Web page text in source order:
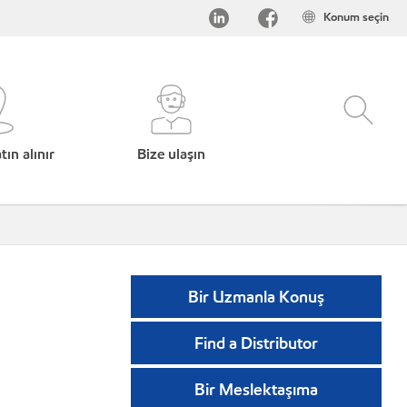
Konum seçin
alınır Bize ulaşın
Bir Uzmanla Konuş
Find a Distributor
Bir Meslektaşıma